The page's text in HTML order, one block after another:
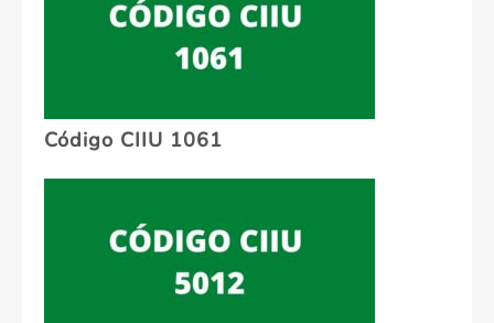
Código CIIU 1061